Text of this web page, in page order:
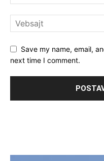
Save my name, email,
next time I comment.